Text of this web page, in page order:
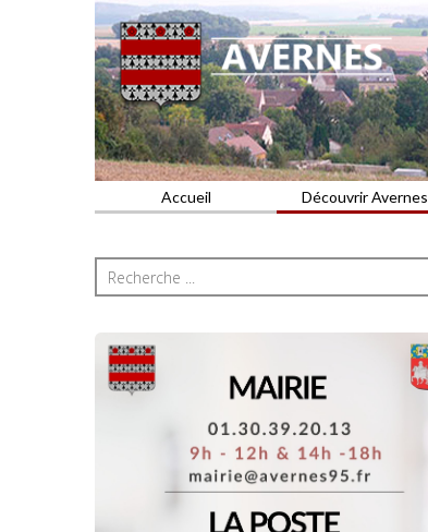
AVERNES
Commune du Val d'Oise
Accueil Découvrir Avernes